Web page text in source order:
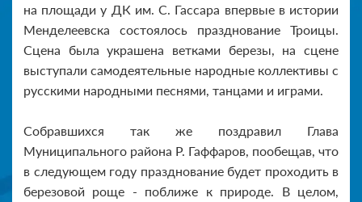
на площади у ДК им. С. Гассара впервые в истории
Менделеевска состоялось празднование Троицы.
Сцена была украшена ветками березы, на сцене
выступали самодеятельные народные коллективы с
русскими народными песнями, танцами и играми.
Собравшихся так же поздравил Глава
Муниципального района Р. Гаффаров, пообещав, что
в следующем году празднование будет проходить в
березовой роще - поближе к природе. В целом,